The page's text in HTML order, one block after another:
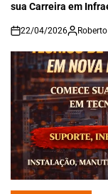
sua Carreira em
on
22/04/2026